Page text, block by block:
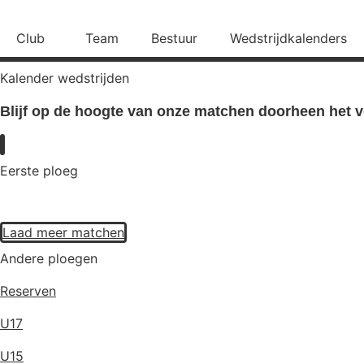
content
Club Team Bestuur Wedstrijdkalenders
Kalender wedstrijden
Blijf op de hoogte van onze matchen doorheen het
Eerste ploeg
Laad meer matchen
Andere ploegen
Reserven
U17
U15